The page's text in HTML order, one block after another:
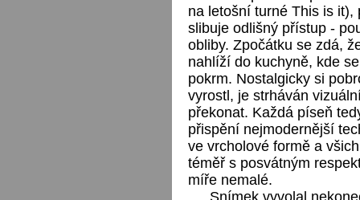
na letošní turné This is
slibuje odlišný přístup -
obliby. Zpočátku se zdá,
nahlíží do kuchyně, kde
pokrm. Nostalgicky si
vyrostl, je strháván
překonat. Každá píseň
přispění nejmodernější
ve vrcholové formě a
téměř s posvátným
míře nemalé.
Snímek vyvolal